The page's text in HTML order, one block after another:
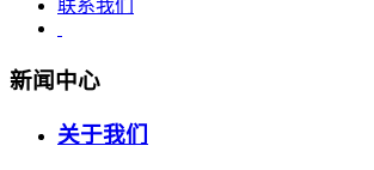
联系我们
新闻中心
关于我们